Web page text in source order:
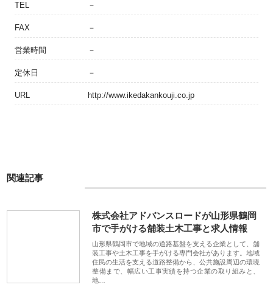
TEL －
FAX －
営業時間 －
定休日 －
URL http://www.ikedakankouji.co.jp
関連記事
株式会社アドバンスロードが山形県鶴岡
市で手がける舗装土木工事と求人情報
山形県鶴岡市で地域の道路基盤を支える企業として、舗
装工事や土木工事を手がける専門会社があります。地域
住民の生活を支える道路整備から、公共施設周辺の環境
整備まで、幅広い工事実績を持つ企業の取り組みと、
地…